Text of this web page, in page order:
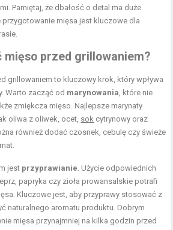
Pamiętaj, że dbałość o detal ma duże
mięsa jest kluczowe dla
mięso przed grillowaniem?
grillowaniem to kluczowy krok, który wpływa
Warto zacząć od marynowania , które nie
zmiękcza mięso. Najlepsze marynaty
oliwa z oliwek, ocet, sok cytrynowy oraz
również dodać czosnek, cebulę czy świeże
jest przyprawianie . Użycie odpowiednich
papryka czy zioła prowansalskie potrafi
Kluczowe jest, aby przyprawy stosować z
naturalnego aromatu produktu. Dobrym
mięsa przynajmniej na kilka godzin przed